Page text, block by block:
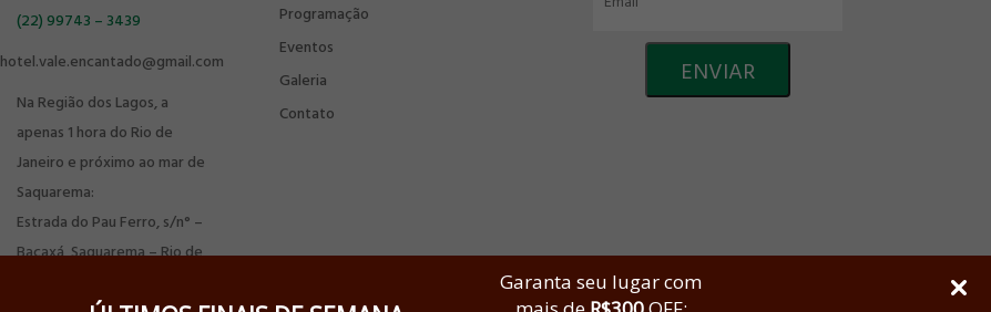
Garanta seu lugar com
(22) 99743 – 3439
hotel.vale.encantado@gmail.com
Na Região dos Lagos, a
apenas 1 hora do Rio de
Janeiro e próximo ao mar de
Saquarema:
Estrada do Pau Ferro, s/n° –
Bacaxá, Saquarema – Rio de
Programação
Eventos
Galeria
Contato